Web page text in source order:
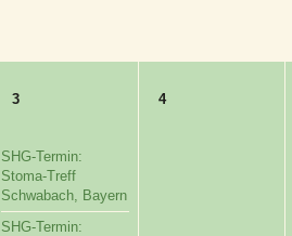
3
SHG-Termin:
Stoma-Treff
Schwabach, Bayern
SHG-Termin:
4